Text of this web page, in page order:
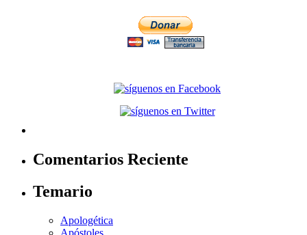
Comentarios Reciente
Temario
Apologética
Apóstoles